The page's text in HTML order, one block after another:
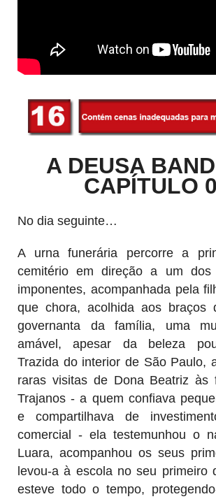
A DEUSA
CAPÍTULO
No dia seguinte…
A urna funerária percorre a
cemitério em direção a um dos
imponentes, acompanhada pela
que chora, acolhida aos braços
governanta da família, uma
amável, apesar da beleza
Trazida do interior de São Paulo,
raras visitas de Dona Beatriz às
Trajanos - a quem confiava
e compartilhava de
comercial - ela testemunhou o
Luara, acompanhou os seus
levou-a à escola no seu primeiro
esteve todo o tempo,